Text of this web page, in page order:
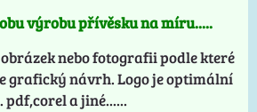
výrobu přívěsku na míru.....
nebo fotografii podle které
grafický návrh. Logo je optimální
a jiné......